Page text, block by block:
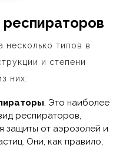
несколько типов в
и степени
них:
. Это наиболее
респираторов,
защиты от аэрозолей и
Они, как правило,